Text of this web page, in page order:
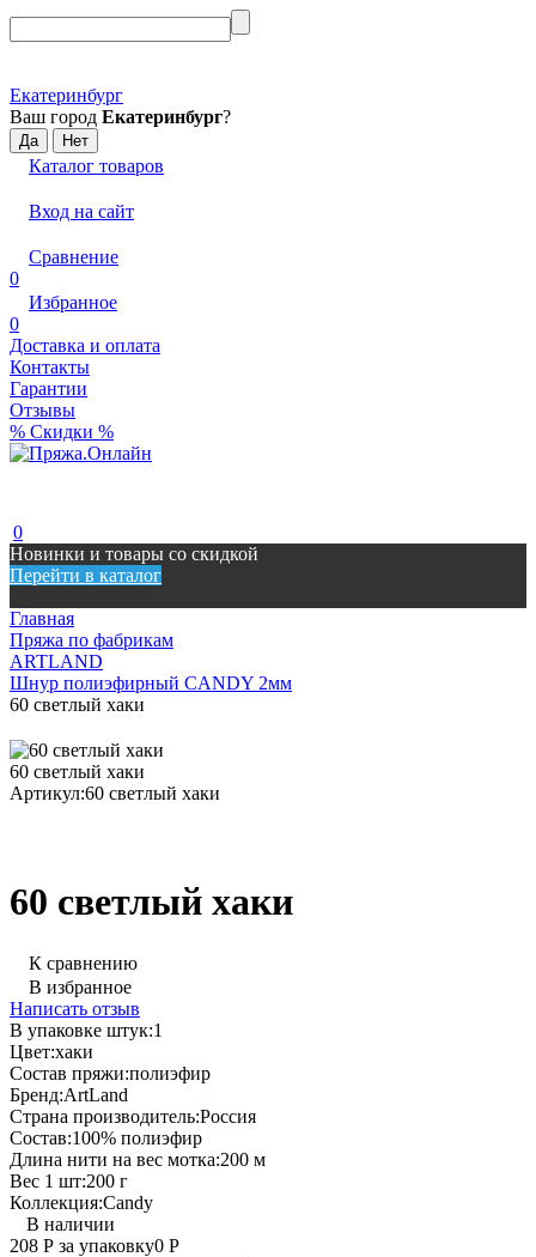
Екатеринбург
Ваш город Екатеринбург?
Каталог товаров
Вход на сайт
Сравнение
0
Избранное
0
Доставка и оплата
Контакты
Гарантии
Отзывы
% Скидки %
0
Новинки и товары со скидкой
Перейти в каталог
Главная
Пряжа по фабрикам
ARTLAND
Шнур полиэфирный CANDY 2мм
60 светлый хаки
60 светлый хаки
Артикул:60 светлый хаки
60 светлый хаки
К сравнению
В избранное
Написать отзыв
В упаковке штук:1
Цвет:хаки
Состав пряжи:полиэфир
Бренд:ArtLand
Страна производитель:Россия
Состав:100% полиэфир
Длина нити на вес мотка:200 м
Вес 1 шт:200 г
Коллекция:Candy
В наличии
208 Р за упаковку0 Р